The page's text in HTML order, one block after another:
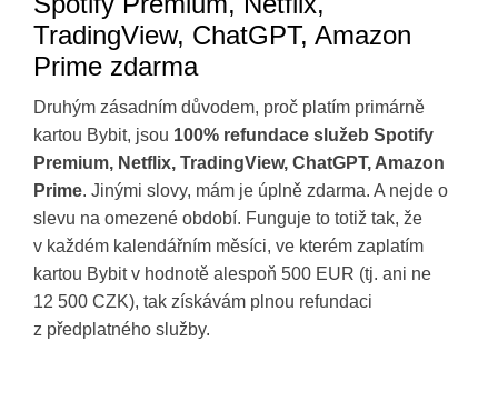
TradingView, ChatGPT, Amazon
Prime zdarma
Druhým zásadním důvodem, proč platím primárně
kartou Bybit, jsou 100% refundace služeb Spotify
Premium, Netflix, TradingView, ChatGPT, Amazon
Prime. Jinými slovy, mám je úplně zdarma. A nejde o
slevu na omezené období. Funguje to totiž tak, že
v každém kalendářním měsíci, ve kterém zaplatím
kartou Bybit v hodnotě alespoň 500 EUR (tj. ani ne
12 500 CZK), tak získávám plnou refundaci
z předplatného služby.